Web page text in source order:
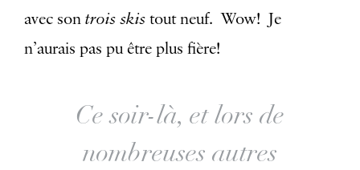
avec son trois skis tout neuf. Wow! Je
n’aurais pas pu être plus fière!
Ce soir-là, et lors de
nombreuses autres